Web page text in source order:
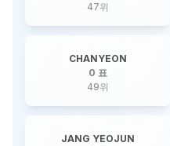
47위
CHANYEON
0 표
49위
JANG YEOJUN